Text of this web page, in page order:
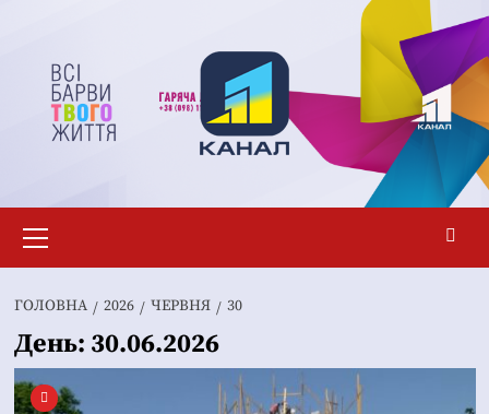
вмісту
меню
ГОЛОВНА 2026 ЧЕРВНЯ 30
День: 30.06.2026